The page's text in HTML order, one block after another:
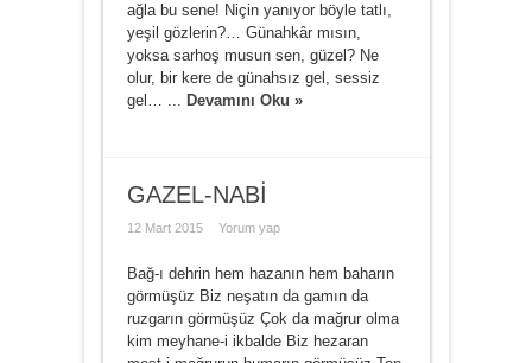
ağla bu sene! Niçin yanıyor böyle tatlı,
yeşil gözlerin?… Günahkâr mısın,
yoksa sarhoş musun sen, güzel? Ne
olur, bir kere de günahsız gel, sessiz
gel… ... Devamını Oku »
GAZEL-NABİ
12 Mart 2015 Yorum yap
Bağ-ı dehrin hem hazanın hem baharın
görmüşüz Biz neşatın da gamın da
ruzgarın görmüşüz Çok da mağrur olma
kim meyhane-i ikbalde Biz hezaran